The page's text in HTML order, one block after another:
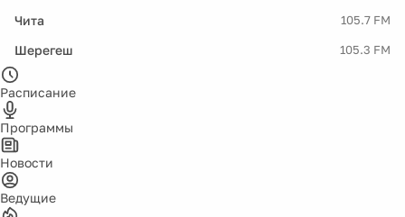
Чита 105.7 FM
Шерегеш 105.3 FM
Расписание
Программы
Новости
Ведущие